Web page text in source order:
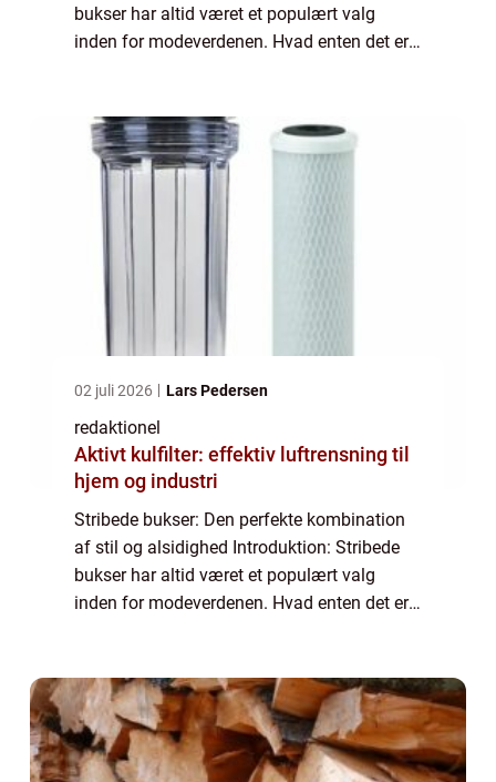
bukser har altid været et populært valg
inden for modeverdenen. Hvad enten det er
02 juli 2026 Lars Pedersen
redaktionel
Aktivt kulfilter: effektiv luftrensning til
hjem og industri
Stribede bukser: Den perfekte kombination
af stil og alsidighed Introduktion: Stribede
bukser har altid været et populært valg
inden for modeverdenen. Hvad enten det er